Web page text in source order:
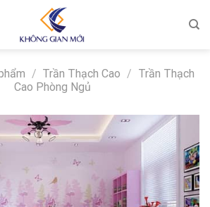
/ Trần Thạch Cao / Trần Thạch
Cao Phòng Ngủ